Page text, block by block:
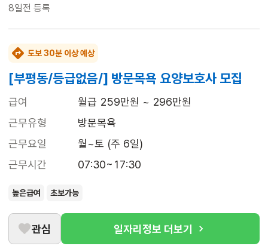
8일전 등록
도보 30분 이상 예상
[부평동/등급없음/] 방문목욕 요양보호사 모집
급여
월급 259만원 ~ 296만원
근무유형
방문목욕
근무요일
월~토 (주 6일)
근무시간
07:30~17:30
높은급여 초보가능
관심 일자리정보 더보기